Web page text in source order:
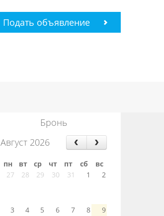
Подать объявление
Бронь
Август 2026
пн вт ср чт пт сб
вс
27
28 29 30 31 1 2
3 4 5 6 7 8 9